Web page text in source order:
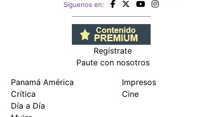
Siguenos en:
Regístrate
Paute con nosotros
Panamá América
Crítica
Día a Día
Impresos
Cine